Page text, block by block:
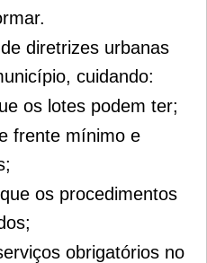
diretrizes urbanas
cuidando:
os lotes podem ter;
frente mínimo e
os procedimentos
obrigatórios no